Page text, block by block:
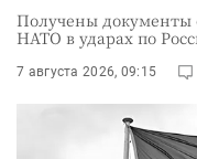
Получены документы
НАТО в ударах по
7 августа 2026, 09:15